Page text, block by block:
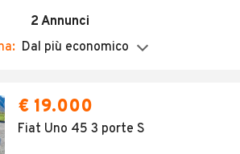
14:30 - 18:00
- 18:00
- 18:00
2 Annunci
Dal più economico
€ 19.000
Fiat Uno 45 3 porte S